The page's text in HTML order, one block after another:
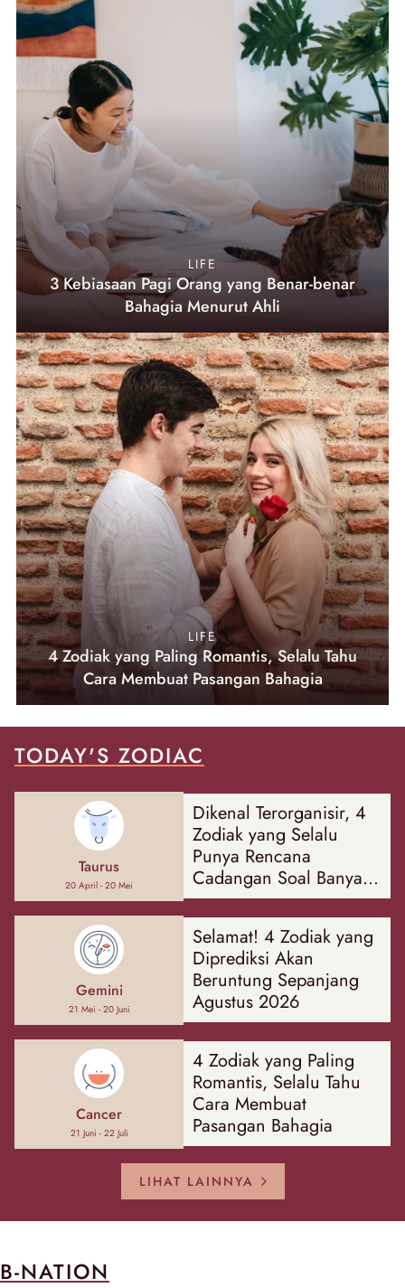
LIFE
3 Kebiasaan Pagi Orang yang Benar-benar
Bahagia Menurut Ahli
LIFE
4 Zodiak yang Paling Romantis, Selalu Tahu
Cara Membuat Pasangan Bahagia
TODAY'S ZODIAC
Taurus
20 April - 20 Mei
Dikenal Terorganisir, 4
Zodiak yang Selalu
Punya Rencana
Cadangan Soal Banyak
Hal
Gemini
21 Mei - 20 Juni
Selamat! 4 Zodiak yang
Diprediksi Akan
Beruntung Sepanjang
Agustus 2026
Cancer
21 Juni - 22 Juli
4 Zodiak yang Paling
Romantis, Selalu Tahu
Cara Membuat
Pasangan Bahagia
LIHAT LAINNYA
B-NATION